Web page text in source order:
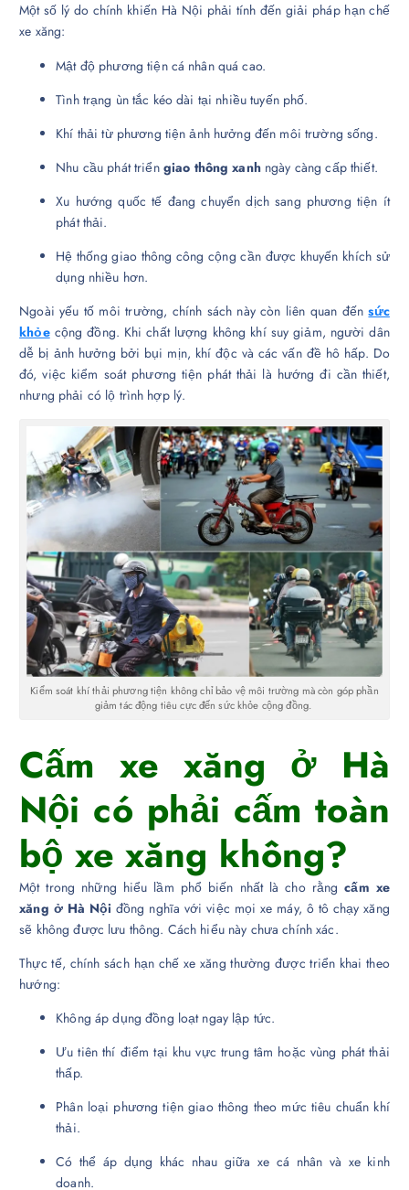
Một số lý do chính khiến Hà Nội phải tính đến giải pháp hạn chế
xe xăng:
Mật độ phương tiện cá nhân quá cao.
Tình trạng ùn tắc kéo dài tại nhiều tuyến phố.
Khí thải từ phương tiện ảnh hưởng đến môi trường sống.
Nhu cầu phát triển giao thông xanhngày càng cấp thiết.
Xu hướng quốc tế đang chuyển dịch sang phương tiện ít
phát thải.
Hệ thống giao thông công cộng cần được khuyến khích sử
dụng nhiều hơn.
Ngoài yếu tố môi trường, chính sách này còn liên quan đếnsức
khỏecộng đồng. Khi chất lượng không khí suy giảm, người dân
dễ bị ảnh hưởng bởi bụi mịn, khí độc và các vấn đề hô hấp. Do
đó, việc kiểm soát phương tiện phát thải là hướng đi cần thiết,
nhưng phải có lộ trình hợp lý.
Kiểm soát khí thải phương tiện không chỉ bảo vệ môi trường mà còn góp phần
giảm tác động tiêu cực đến sức khỏe cộng đồng.
Cấm xe xăng ở Hà
Nội có phải cấm toàn
bộ xe xăng không?
Một trong những hiểu lầm phổ biến nhất là cho rằngcấm xe
xăng ở Hà Nội đồng nghĩa với việc mọi xe máy, ô tô chạy xăng
sẽ không được lưu thông. Cách hiểu này chưa chính xác.
Thực tế, chính sách hạn chế xe xăng thường được triển khai theo
hướng:
Không áp dụng đồng loạt ngay lập tức.
Ưu tiên thí điểm tại khu vực trung tâm hoặc vùng phát thải
thấp.
Phân loại phương tiện giao thông theo mức tiêu chuẩn khí
thải.
Có thể áp dụng khác nhau giữa xe cá nhân và xe kinh
doanh.